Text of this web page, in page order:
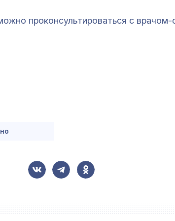
проконсультироваться с